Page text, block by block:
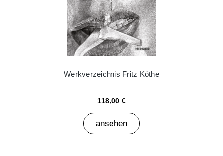
Werkverzeichnis Fritz Köthe
118,00 €
ansehen